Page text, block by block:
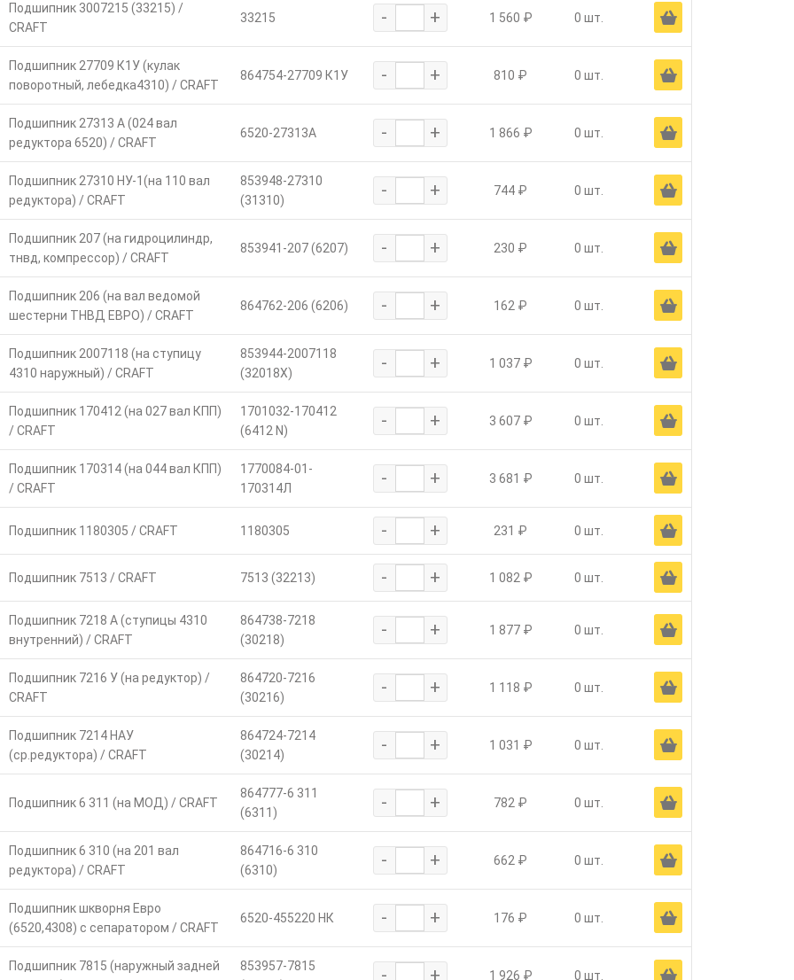
Подшипник 3007215 (33215) /
CRAFT
33215 - + 1 560 ₽ 0 шт. Ä
Подшипник 27709 К1У (кулак
поворотный, лебедка4310) / CRAFT
864754-27709 К1У - + 810 ₽ 0 шт. Ä
Подшипник 27313 А (024 вал
редуктора 6520) / CRAFT
6520-27313А - + 1 866 ₽ 0 шт. Ä
Подшипник 27310 НУ-1(на 110 вал
редуктора) / CRAFT
853948-27310
(31310)
- + 744 ₽ 0 шт. Ä
Подшипник 207 (на гидроцилиндр,
тнвд, компрессор) / CRAFT
853941-207 (6207) - + 230 ₽ 0 шт. Ä
Подшипник 206 (на вал ведомой
шестерни ТНВД ЕВРО) / CRAFT
864762-206 (6206) - + 162 ₽ 0 шт. Ä
Подшипник 2007118 (на ступицу
4310 наружный) / CRAFT
853944-2007118
(32018X)
- + 1 037 ₽ 0 шт. Ä
Подшипник 170412 (на 027 вал КПП)
/ CRAFT
1701032-170412
(6412 N)
- + 3 607 ₽ 0 шт. Ä
Подшипник 170314 (на 044 вал КПП)
/ CRAFT
1770084-01-
170314Л
- + 3 681 ₽ 0 шт. Ä
Подшипник 1180305 / CRAFT 1180305 - + 231 ₽ 0 шт. Ä
Подшипник 7513 / CRAFT 7513 (32213) - + 1 082 ₽ 0 шт. Ä
Подшипник 7218 А (ступицы 4310
внутренний) / CRAFT
864738-7218
(30218)
- + 1 877 ₽ 0 шт. Ä
Подшипник 7216 У (на редуктор) /
CRAFT
864720-7216
(30216)
- + 1 118 ₽ 0 шт. Ä
Подшипник 7214 НАУ
(ср.редуктора) / CRAFT
864724-7214
(30214)
- + 1 031 ₽ 0 шт. Ä
Подшипник 6 311 (на МОД) / CRAFT
864777-6 311
(6311)
- + 782 ₽ 0 шт. Ä
Подшипник 6 310 (на 201 вал
редуктора) / CRAFT
864716-6 310
(6310)
- + 662 ₽ 0 шт. Ä
Подшипник шкворня Евро
(6520,4308) с сепаратором / CRAFT
6520-455220 НК - + 176 ₽ 0 шт. Ä
Подшипник 7815 (наружный задней
853957-7815
- + 1 926 ₽ 0 шт. Ä